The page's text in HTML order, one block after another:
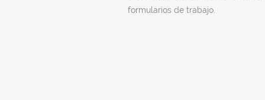
formularios de trabajo.